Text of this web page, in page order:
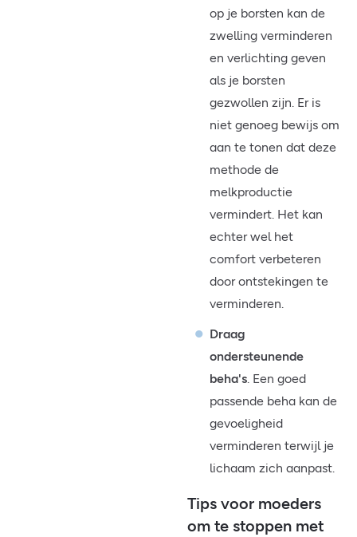
op je borsten kan de
zwelling verminderen
en verlichting geven
als je borsten
gezwollen zijn. Er is
niet genoeg bewijs om
aan te tonen dat deze
methode de
melkproductie
vermindert. Het kan
echter wel het
comfort verbeteren
door ontstekingen te
verminderen.
Draag
ondersteunende
beha's. Een goed
passende beha kan de
gevoeligheid
verminderen terwijl je
lichaam zich aanpast.
Tips voor moeders
om te stoppen met